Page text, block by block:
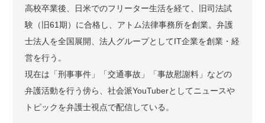
高校卒業後、日米でのフリーター生活を経て、旧司法試
験（旧61期）に合格し、アトム法律事務所を創業。弁護
士法人を全国展開、法人グループとしてIT企業を創業・経
営を行う。
現在は「刑事事件」「交通事故」「事故慰謝料」などの
弁護活動を行う傍ら、社会派YouTuberとしてニュースや
トピックを弁護士視点で配信している。